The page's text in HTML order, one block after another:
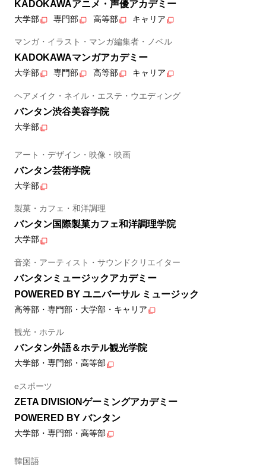
KADOKAWAアニメ・声優アカデミー
大学部 専門部 高等部 キャリア
マンガ・イラスト・マンガ編集者・ノベル
KADOKAWAマンガアカデミー
大学部 専門部 高等部 キャリア
ヘアメイク・ネイル・エステ・ウエディング
バンタン渋谷美容学院
大学部
アート・デザイン・映像・映画
バンタン芸術学院
大学部
製菓・カフェ・和洋調理
バンタン国際製菓カフェ和洋調理学院
大学部
音楽・アーティスト・サウンドクリエイター
バンタンミュージックアカデミー
POWERED BY ユニバーサル ミュージック
高等部・専門部・大学部・キャリア
観光・ホテル
バンタン外語＆ホテル観光学院
大学部・専門部・高等部
eスポーツ
ZETA DIVISIONゲーミングアカデミー
POWERED BY バンタン
大学部・専門部・高等部
韓国語